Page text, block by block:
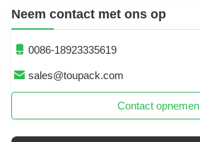
Neem contact met ons op
0086-18923335619
sales@toupack.com
Contact opnemen